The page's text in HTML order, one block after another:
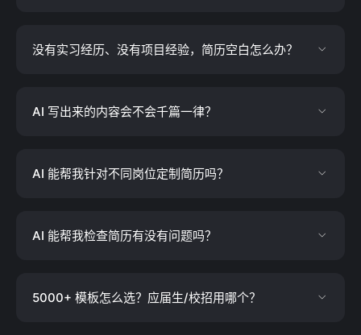
没有实习经历、没有项目经验，简历空白怎么办？
AI 写出来的内容会不会千篇一律？
AI 能帮我针对不同岗位定制简历吗？
AI 能帮我检查简历有没有问题吗？
5000+ 模板怎么选？应届生/校招用哪个？